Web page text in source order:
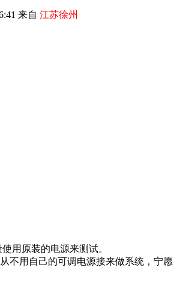
来自 江苏徐州
用原装的电源来测试。
不用自己的可调电源接来做系统，宁愿